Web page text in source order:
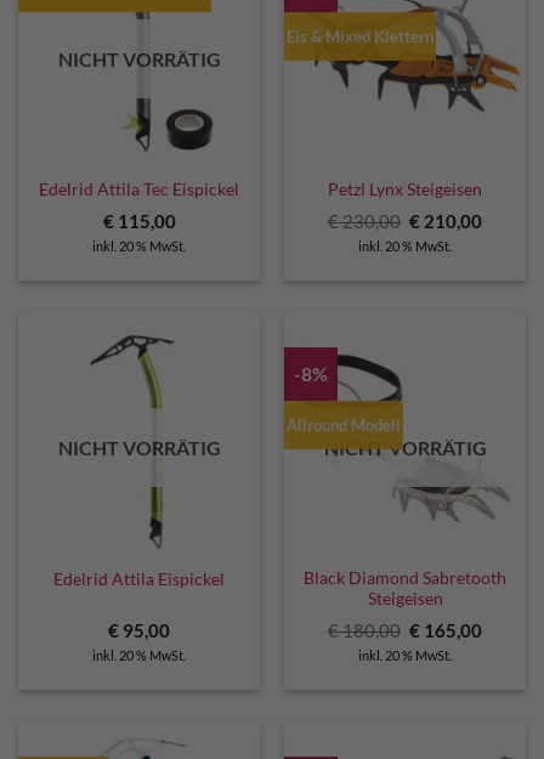
NICHT VORRÄTIG
Edelrid Attila Tec Eispickel
€115,00
inkl. 20 % MwSt.
Eis & Mixed Klettern
Petzl Lynx Steigeisen
€230,00 Ursprünglicher
Preis
war:
€ 210,00
inkl. 20 % MwSt.
NICHT VORRÄTIG
Edelrid Attila Eispickel
€ 95,00
inkl. 20 % MwSt.
-8%
Allround Modell
NICHT VORRÄTIG
Black Diamond Sabretooth
Steigeisen
€180,00 Ursprünglicher
war:
€ 165,00
inkl. 20 % MwSt.